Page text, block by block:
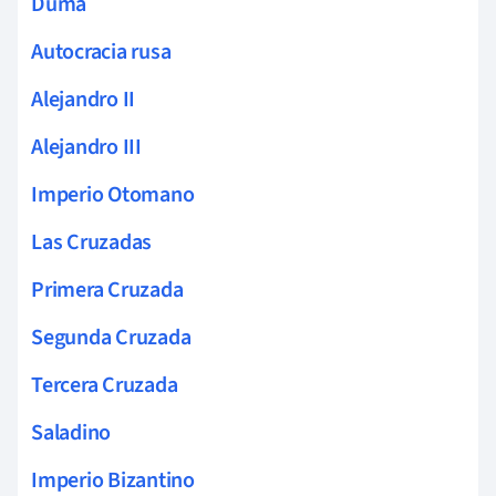
Autocracia rusa
Alejandro II
Alejandro III
Imperio Otomano
Las Cruzadas
Primera Cruzada
Segunda Cruzada
Tercera Cruzada
Saladino
Imperio Bizantino